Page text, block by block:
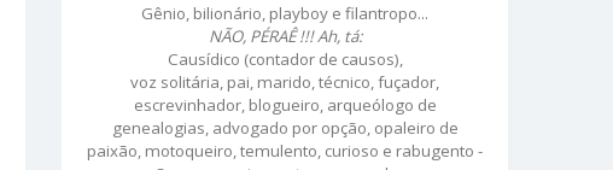
Gênio, bilionário, playboy e filantropo...
NÃO, PÉRAÊ !!! Ah, tá:
Causídico (contador de causos),
voz solitária, pai, marido, técnico, fuçador,
escrevinhador, blogueiro, arqueólogo de
genealogias, advogado por opção, opaleiro de
paixão, motoqueiro, temulento, curioso e rabugento -